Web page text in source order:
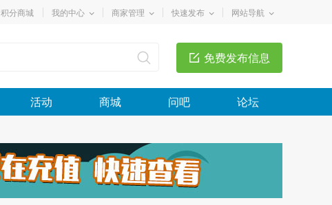
积分商城 我的中心 商家管理 快速发布 网站导航
免费发布信息
活动 商城 问吧 论坛